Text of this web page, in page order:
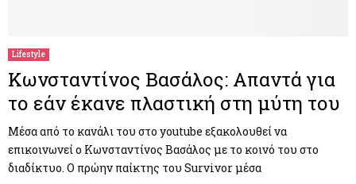
Lifestyle
Κωνσταντίνος Βασάλος: Απαντά για
το εάν έκανε πλαστική στη μύτη του
Μέσα από το κανάλι του στο youtube εξακολουθεί να
επικοινωνεί ο Κωνσταντίνος Βασάλος με το κοινό του στο
διαδίκτυο. Ο πρώην παίκτης του Survivor μέσα